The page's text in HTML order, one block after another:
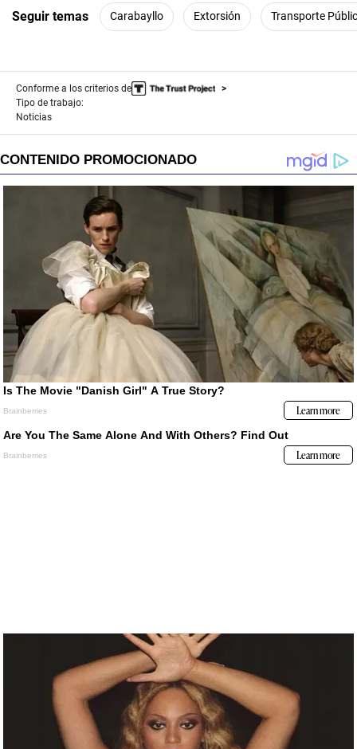
Seguir temas Carabayllo Extorsión Transporte
Conforme a los criterios de
Tipo de trabajo:
Noticias